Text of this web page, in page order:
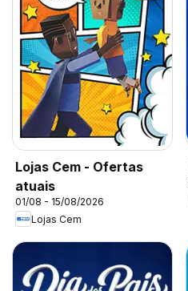
Lojas Cem - Ofertas
atuais
01/08 - 15/08/2026
Lojas Cem